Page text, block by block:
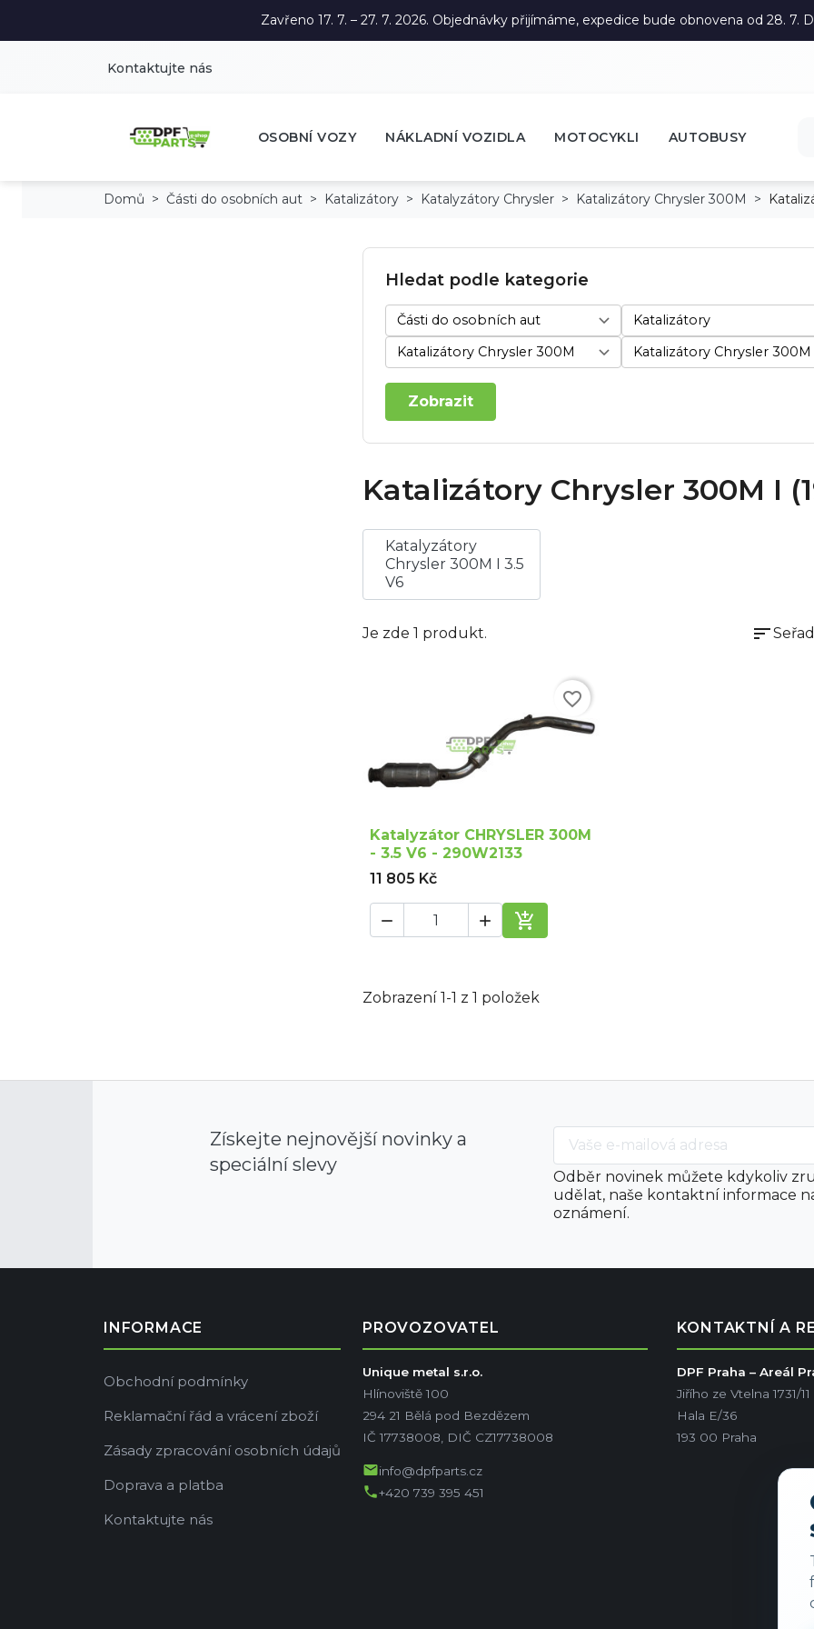
Zavřeno 17. 7. – 27. 7. 2026. Objednávky přijímáme, expedice bude obnovena od 28. 7.
Kontaktujte nás
OSOBNÍ VOZY NÁKLADNÍ VOZIDLA MOTOCYKLI AUTOBUSY
Domů Části do osobních aut Katalizátory Katalyzátory Chrysler Katalizátory Chrysler 300M
Hledat podle kategorie
Zobrazit
Katalizátory Chrysler 300M I
Katalyzátory
Chrysler 300M I 3.5
V6
Je zde 1 produkt. sort
favorite_border
Katalyzátor CHRYSLER 300M
- 3.5 V6 - 290W2133
11 805 Kč
  
Přidat do košíku
Zobrazení 1-1 z 1 položek
Získejte nejnovější novinky a
speciální slevy
Odběr novinek můžete kdykoliv
udělat, naše kontaktní informace
oznámení.
INFORMACE
Obchodní podmínky
Reklamační řád a vrácení zboží
Zásady zpracování osobních údajů
Doprava a platba
Kontaktujte nás
PROVOZOVATEL
Unique metal s.r.o.
Hlínoviště 100
294 21 Bělá pod Bezdězem
IČ 17738008, DIČ CZ17738008
mailinfo@dpfparts.cz
phone+420 739 395 451
KONTAKTNÍ A
DPF Praha – Areál
Jiřího ze Vtelna 1731/11
Hala E/36
193 00 Praha